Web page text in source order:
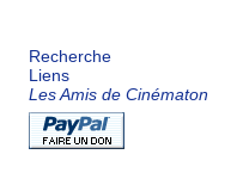
Recherche
Liens
Les Amis de Cinématon